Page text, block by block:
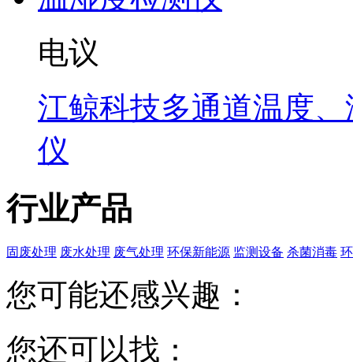
电议
江鲸科技多通道温度
仪
行业产品
固废处理 废水处理 废气处理 环保新能源 监测设备 杀菌消毒
您可能还感兴趣：
您还可以找：